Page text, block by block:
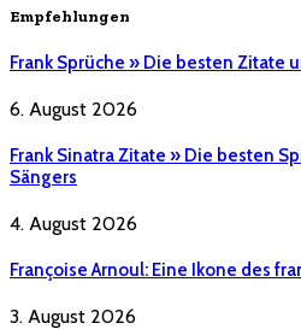
Empfehlungen
Frank Sprüche » Die besten Zitate
6. August 2026
Frank Sinatra Zitate » Die besten
Sängers
4. August 2026
Françoise Arnoul: Eine Ikone des
3. August 2026